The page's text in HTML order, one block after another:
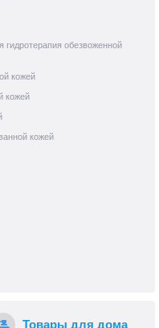
гидротерапия обезвоженной
кожей
кожей
кожей
Товары для дома